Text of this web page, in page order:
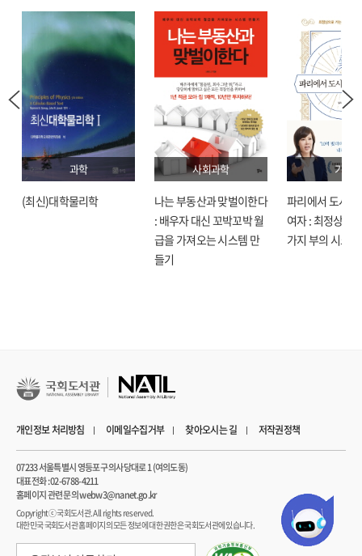
일어나는 현대 사회에서 우리는 스트레스를 받을 수밖에 없다. 이런 환경에서
체력이 약한 사람은 하루 종일 에너지를 쓰느라 힘이 빠져 운동을 하기가 더
어려워진다. 그렇게 운동을 안 하다 보면 체력은 점점 떨어져서 운동하기가 더
어려워지는 악순환이 일어난다.
일상은 계속 지속되기에 하루 만에 체력이 모두 소진될 때까지 운동하는 것이 아닌,
다음 날에는 회복할 수 있는 만큼의 운동이 필요하다. 매일의 과정이 쌓여 결과는
분명 생기기에, 묵묵히 매일을 보낼 수 있고 내가 지치지 않을 수 있도록 속도를
조절하며 운동하면 된다. 책에는 일상을 온전히 잘 보내고 지치지 않을 수 있도록
하는 팁들이 담겼다. 식물을 보고 나만의 초록 팔레트 만들기, 블루라이트를 벗어나
햇빛 샤워하기 등 생활에서 작은 습관을 만들 수 있는 실천법이다.
운동을 하는 이유는 결국 내 삶에 꼭 맞는 체력을 찾고 나의 일상을 위한 체력을
키우고 가꾸는 것이다. 언젠가를 위한 체력보다, 오늘 하루를 잘 지낼 수 있는
움직임을 채우자. 제어를 없애고 나에게 필요한 자유를 만드는 일은, 가장 잘 알고
이때까지 잘 알려지지 않았던 트레이너의 삶을 글로써 엿보는 일도 이 책을 보는
쌓였던 일, 그리고 매일 만나는 회원들과의 에피소드 등이 담겨 있다. 저자는
회원들을 ‘선생님’이라고 부르는데, 함께 성장해 가는 사람이라고 생각하기
때문이다. 그리고 회원들이 안전하고 자유롭게 운동하는 경험을 쌓는 것을 수업의
일 순위 목표로 둔다. 어떤 회원들은 그 경험이 너무 소중하기에, 멀리서부터 와서
함께 운동을 한다고 한다. 자유롭게 운동할 수 있는 공간이 부족하기 때문이다.
저자는 잘못되었으니 고치라는, 불안을 파는 사람들이 몸을 ‘고쳐야’ 하는 것으로
정의 내리는 세상에서 불안을 쥐고 오는 회원들에게 여기에서까지 애쓰지 말라고
과학
(최신)대학물리학
사회과학
나는 부동산과 맞벌이한다
: 배우자 대신 꼬박꼬박 월
급을 가져오는 시스템 만
들기
기술
파리에서 도시락
여자 : 최정상으
가지 부의 시크릿
개인정보 처리방침 이메일수집거부 찾아오시는 길 저작권정책
07233 서울특별시 영등포구 의사당대로 1 (여의도동)
대표전화 : 02-6788-4211
홈페이지 관련 문의 webw3@nanet.go.kr
Copyrightⓒ 국회도서관. All rights reserved.
대한민국 국회도서관 홈페이지의 모든 정보에 대한 권한은 국회도서관에 있습니다.